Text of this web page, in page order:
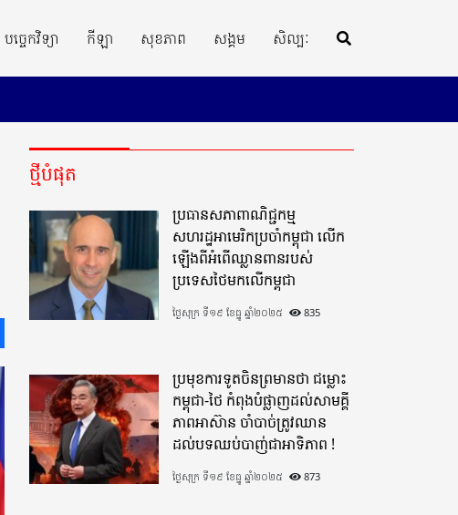
បច្ចេកវិទ្យា កីឡា សុខភាព សង្គម សិល្បៈ
ថ្មីបំផុត
ប្រធានសភាពាណិជ្ជកម្ម
សហរដ្ឋអាមេរិកប្រចាំកម្ពុជា លើក
ឡើងពីអំពើឈ្លានពានរបស់
ប្រទេសថៃមកលើកម្ពុជា
ថ្ងៃសុក្រ ទី១៩ ខែធ្នូ ឆ្នាំ២០២៥ 835
ប្រមុខការទូតចិនព្រមានថា ជម្លោះ
កម្ពុជា-ថៃ កំពុងបំផ្លាញដល់សាមគ្គី
ភាពអាស៊ាន ចាំបាច់ត្រូវឈាន
ដល់បទឈប់បាញ់ជាអាទិភាព !
ថ្ងៃសុក្រ ទី១៩ ខែធ្នូ ឆ្នាំ២០២៥ 873